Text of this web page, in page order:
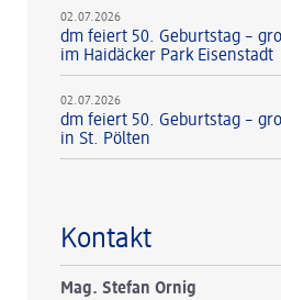
02.07.2026
dm feiert 50. Geburtstag –
im Haidäcker Park Eisenstadt
02.07.2026
dm feiert 50. Geburtstag –
in St. Pölten
Kontakt
Mag. Stefan Ornig